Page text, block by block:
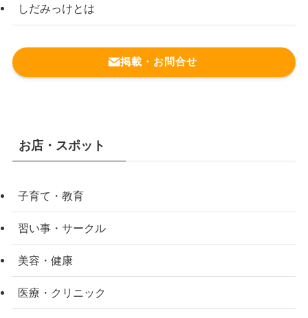
しだみっけとは
掲載・お問合せ
お店・スポット
子育て・教育
習い事・サークル
美容・健康
医療・クリニック